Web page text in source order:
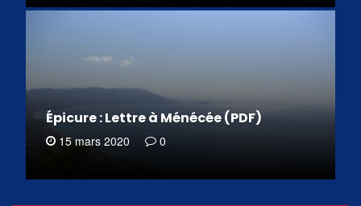
Épicure : Lettre à Ménécée (PDF)
15 mars 2020 0